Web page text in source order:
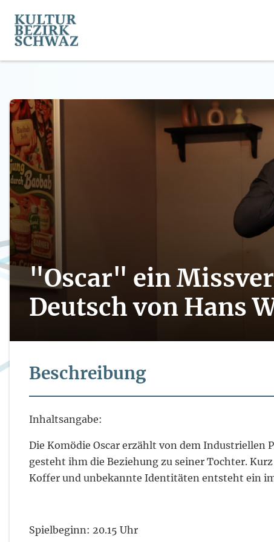
"Oscar" ein
Deutsch von Hans
Beschreibung
Inhaltsangabe:
Die Komödie Oscar erzählt von dem Industriellen
gesteht ihm die Beziehung zu seiner Tochter.
Koffer und unbekannte Identitäten entsteht ein
Spielbeginn: 20.15 Uhr